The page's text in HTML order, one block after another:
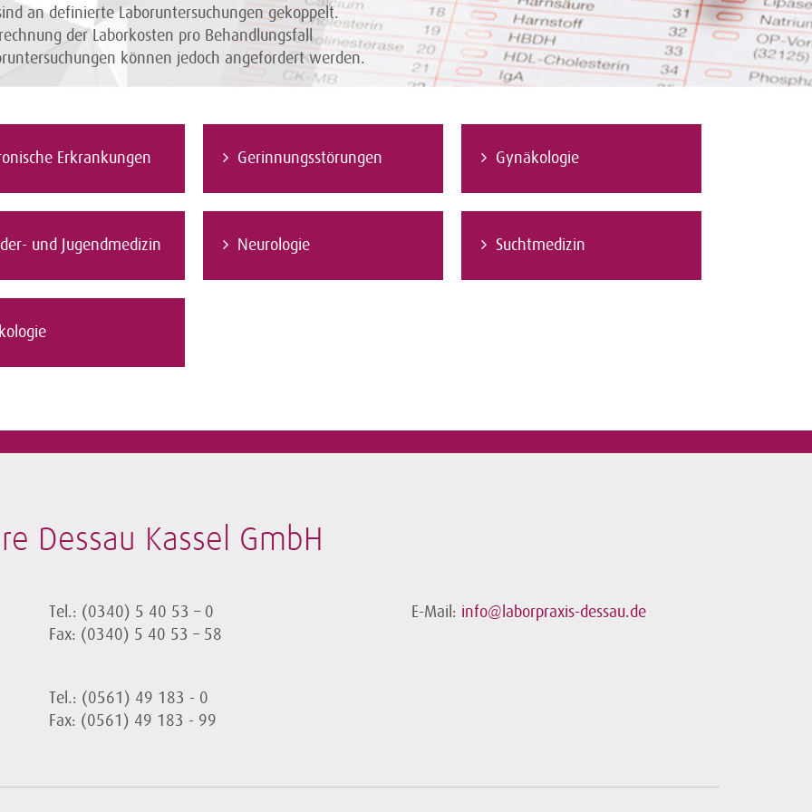
an definierte Laboruntersuchungen gekoppelt.
der Laborkosten pro Behandlungsfall
können jedoch angefordert werden.
Erkrankungen Gerinnungsstörungen Gynäkologie
und Jugendmedizin Neurologie Suchtmedizin
Dessau Kassel GmbH
Tel.: (0340) 5 40 53 – 0
Fax: (0340) 5 40 53 – 58
Tel.: (0561) 49 183 - 0
Fax: (0561) 49 183 - 99
E-Mail: info@laborpraxis-dessau.de